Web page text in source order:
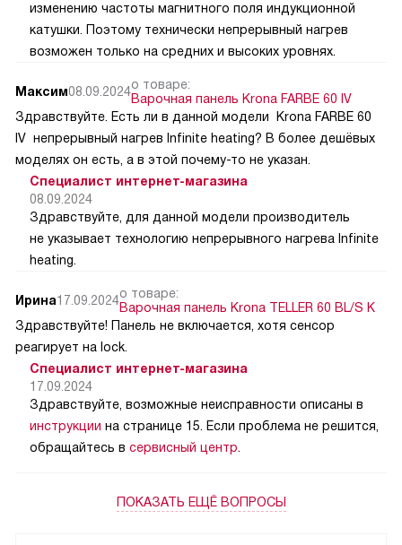
изменению частоты магнитного поля индукционной
катушки. Поэтому технически непрерывный нагрев
возможен только на средних и высоких уровнях.
Максим08.09.2024о товаре:
Варочная панель Krona FARBE 60 IV
Здравствуйте. Есть ли в данной модели Krona FARBE 60
IV непрерывный нагрев Infinite heating? В более дешёвых
моделях он есть, а в этой почему-то не указан.
Специалист интернет-магазина
08.09.2024
Здравствуйте, для данной модели производитель
не указывает технологию непрерывного нагрева Infinite
heating.
Ирина17.09.2024о товаре:
Варочная панель Krona TELLER 60 BL/S K
Здравствуйте! Панель не включается, хотя сенсор
реагирует на lock.
Специалист интернет-магазина
17.09.2024
Здравствуйте, возможные неисправности описаны в
инструкции на странице 15. Если проблема не решится,
обращайтесь в сервисный центр.
ПОКАЗАТЬ ЕЩЁ ВОПРОСЫ